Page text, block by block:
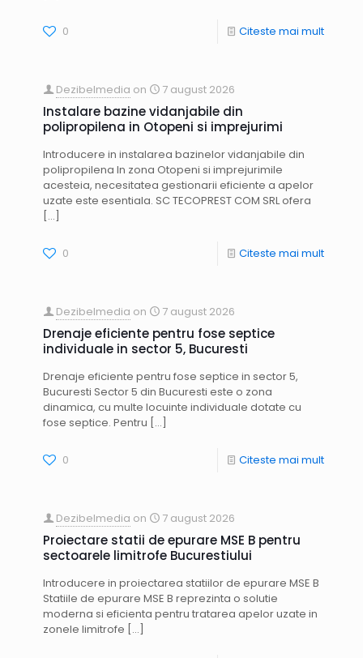
0 Citeste mai mult
Dezibelmedia on 7 august 2026
Instalare bazine vidanjabile din
polipropilena in Otopeni si imprejurimi
Introducere in instalarea bazinelor vidanjabile din
polipropilena In zona Otopeni si imprejurimile
acesteia, necesitatea gestionarii eficiente a apelor
uzate este esentiala. SC TECOPREST COM SRL ofera
[…]
0 Citeste mai mult
Dezibelmedia on 7 august 2026
Drenaje eficiente pentru fose septice
individuale in sector 5, Bucuresti
Drenaje eficiente pentru fose septice in sector 5,
Bucuresti Sector 5 din Bucuresti este o zona
dinamica, cu multe locuinte individuale dotate cu
fose septice. Pentru […]
0 Citeste mai mult
Dezibelmedia on 7 august 2026
Proiectare statii de epurare MSE B pentru
sectoarele limitrofe Bucurestiului
Introducere in proiectarea statiilor de epurare MSE B
Statiile de epurare MSE B reprezinta o solutie
moderna si eficienta pentru tratarea apelor uzate in
zonele limitrofe […]